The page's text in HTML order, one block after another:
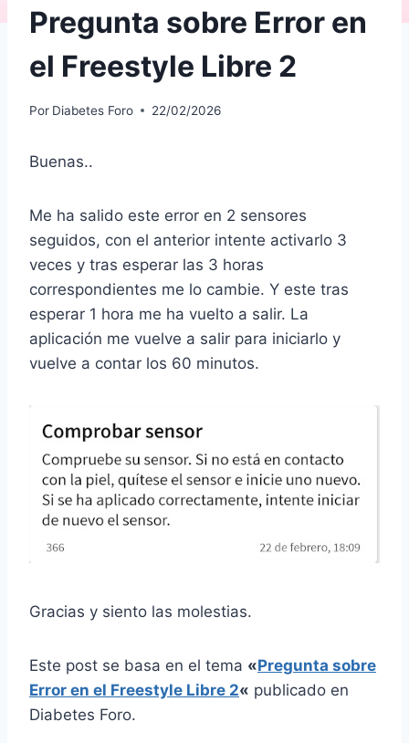
Pregunta sobre Error en
el Freestyle Libre 2
Por Diabetes Foro 22/02/2026
Buenas..
Me ha salido este error en 2 sensores
seguidos, con el anterior intente activarlo 3
veces y tras esperar las 3 horas
correspondientes me lo cambie. Y este tras
esperar 1 hora me ha vuelto a salir. La
aplicación me vuelve a salir para iniciarlo y
vuelve a contar los 60 minutos.
Gracias y siento las molestias.
Este post se basa en el tema «Pregunta sobre
Error en el Freestyle Libre 2« publicado en
Diabetes Foro.